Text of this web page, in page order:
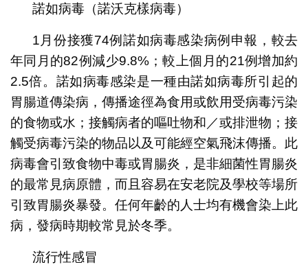
諾如病毒（諾沃克樣病毒）
1月份接獲74例諾如病毒感染病例申報，較去
年同月的82例減少9.8%；較上個月的21例增加約
2.5倍。諾如病毒感染是一種由諾如病毒所引起的
胃腸道傳染病，傳播途徑為食用或飲用受病毒污染
的食物或水；接觸病者的嘔吐物和／或排泄物；接
觸受病毒污染的物品以及可能經空氣飛沫傳播。此
病毒會引致食物中毒或胃腸炎，是非細菌性胃腸炎
的最常見病原體，而且容易在安老院及學校等場所
引致胃腸炎暴發。任何年齡的人士均有機會染上此
病，發病時期較常見於冬季。
流行性感冒